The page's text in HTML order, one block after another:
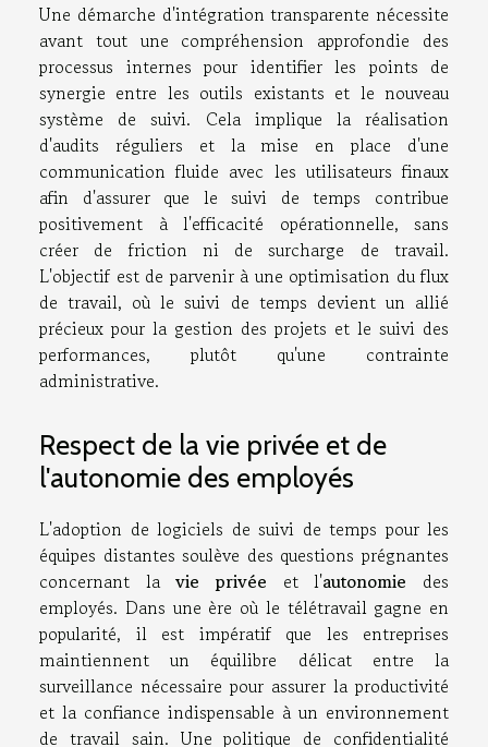
Une démarche d'intégration transparente nécessite
avant tout une compréhension approfondie des
processus internes pour identifier les points de
synergie entre les outils existants et le nouveau
système de suivi. Cela implique la réalisation
d'audits réguliers et la mise en place d'une
communication fluide avec les utilisateurs finaux
afin d'assurer que le suivi de temps contribue
positivement à l'efficacité opérationnelle, sans
créer de friction ni de surcharge de travail.
L'objectif est de parvenir à une optimisation du flux
de travail, où le suivi de temps devient un allié
précieux pour la gestion des projets et le suivi des
performances, plutôt qu'une contrainte
administrative.
Respect de la vie privée et de
l'autonomie des employés
L'adoption de logiciels de suivi de temps pour les
équipes distantes soulève des questions prégnantes
concernant lavie privée et l'autonomie des
employés. Dans une ère où le télétravail gagne en
popularité, il est impératif que les entreprises
maintiennent un équilibre délicat entre la
surveillance nécessaire pour assurer la productivité
et la confiance indispensable à un environnement
de travail sain. Une politique de confidentialité